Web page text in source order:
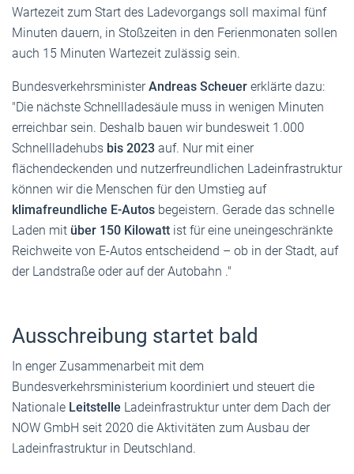
Wartezeit zum Start des Ladevorgangs soll maximal fünf
Minuten dauern, in Stoßzeiten in den Ferienmonaten sollen
auch 15 Minuten Wartezeit zulässig sein.
BundesverkehrsministerAndreas Scheuer erklärte dazu:
"Die nächste Schnellladesäule muss in wenigen Minuten
erreichbar sein. Deshalb bauen wir bundesweit 1.000
Schnellladehubs bis 2023 auf. Nur mit einer
flächendeckenden und nutzerfreundlichen Ladeinfrastruktur
können wir die Menschen für den Umstieg auf
klimafreundliche E-Autos begeistern. Gerade das schnelle
Laden mit über 150 Kilowatt ist für eine uneingeschränkte
Reichweite von E-Autos entscheidend – ob in der Stadt, auf
der Landstraße oder auf der Autobahn ."
Ausschreibung startet bald
In enger Zusammenarbeit mit dem
Bundesverkehrsministerium koordiniert und steuert die
Nationale Leitstelle Ladeinfrastruktur unter dem Dach der
NOW GmbH seit 2020 die Aktivitäten zum Ausbau der
Ladeinfrastruktur in Deutschland.